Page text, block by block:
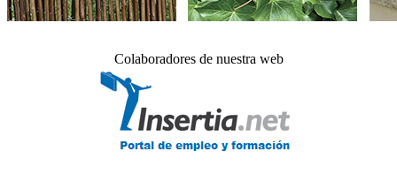
Colaboradores de nuestra web